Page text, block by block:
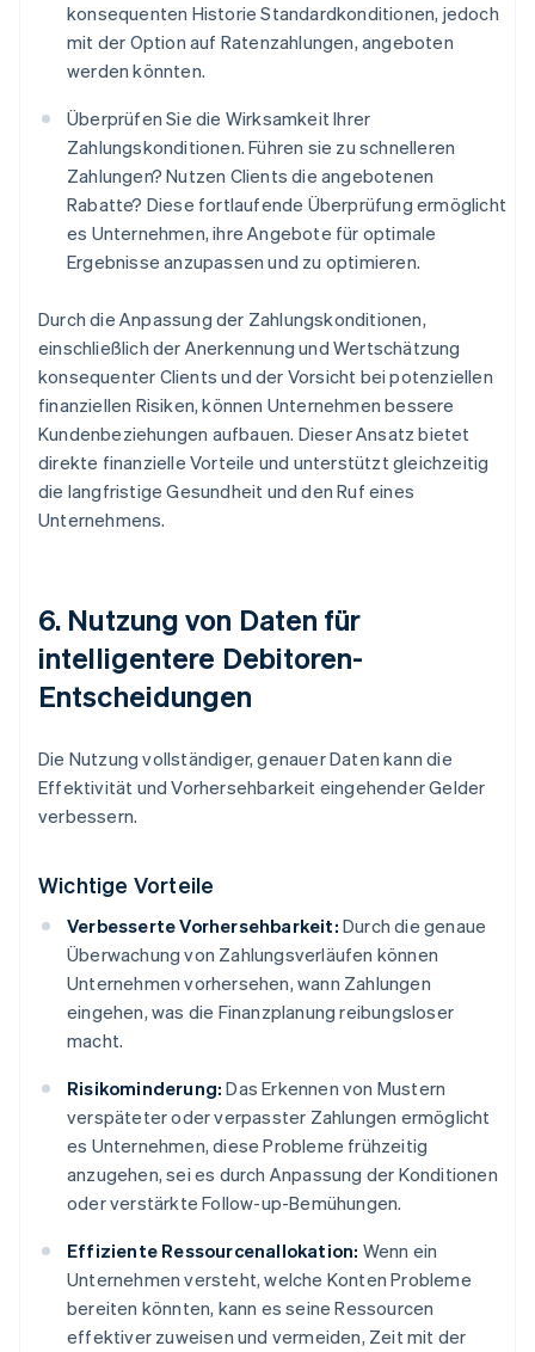
konsequenten Historie Standardkonditionen, jedoch
mit der Option auf Ratenzahlungen, angeboten
werden könnten.
Überprüfen Sie die Wirksamkeit Ihrer
Zahlungskonditionen. Führen sie zu schnelleren
Zahlungen? Nutzen Clients die angebotenen
Rabatte? Diese fortlaufende Überprüfung ermöglicht
es Unternehmen, ihre Angebote für optimale
Ergebnisse anzupassen und zu optimieren.
Durch die Anpassung der Zahlungskonditionen,
einschließlich der Anerkennung und Wertschätzung
konsequenter Clients und der Vorsicht bei potenziellen
finanziellen Risiken, können Unternehmen bessere
Kundenbeziehungen aufbauen. Dieser Ansatz bietet
direkte finanzielle Vorteile und unterstützt gleichzeitig
die langfristige Gesundheit und den Ruf eines
Unternehmens.
6. Nutzung von Daten für
intelligentere Debitoren-
Entscheidungen
Die Nutzung vollständiger, genauer Daten kann die
Effektivität und Vorhersehbarkeit eingehender Gelder
verbessern.
Wichtige Vorteile
Verbesserte Vorhersehbarkeit: Durch die genaue
Überwachung von Zahlungsverläufen können
Unternehmen vorhersehen, wann Zahlungen
eingehen, was die Finanzplanung reibungsloser
macht.
Risikominderung: Das Erkennen von Mustern
verspäteter oder verpasster Zahlungen ermöglicht
es Unternehmen, diese Probleme frühzeitig
anzugehen, sei es durch Anpassung der Konditionen
oder verstärkte Follow-up-Bemühungen.
Effiziente Ressourcenallokation: Wenn ein
Unternehmen versteht, welche Konten Probleme
bereiten könnten, kann es seine Ressourcen
effektiver zuweisen und vermeiden, Zeit mit der